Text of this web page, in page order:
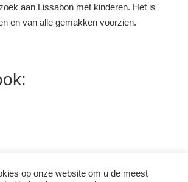
aan Lissabon met kinderen. Het is
en van alle gemakken voorzien.
op onze website om u de meest